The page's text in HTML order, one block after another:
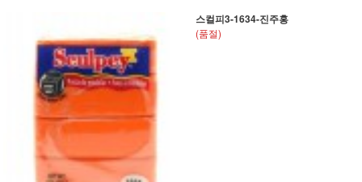
스컬피3-1634-진주홍
(품절)